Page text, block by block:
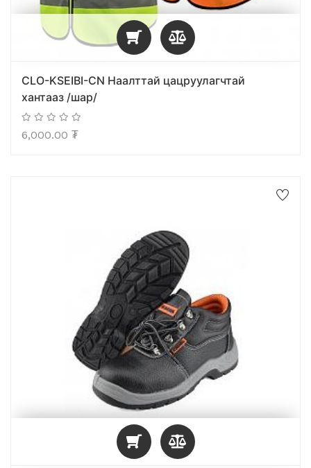
CLO-KSEIBI-CN Наалттай цацруулагчтай
хантааз /шар/
6,000.00 ₮